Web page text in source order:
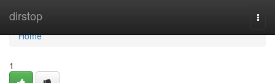
dirstop
Home
Home
1